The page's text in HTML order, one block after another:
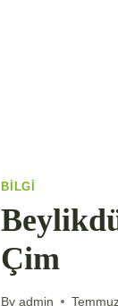
BILGI
Çim
By admin